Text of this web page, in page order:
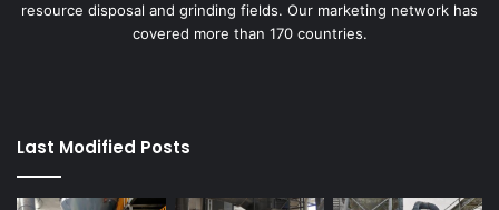
resource disposal and grinding fields. Our marketing network has
covered more than 170 countries.
Last Modified Posts